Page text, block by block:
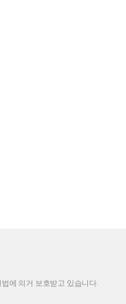
에 의거 보호받고 있습니다.